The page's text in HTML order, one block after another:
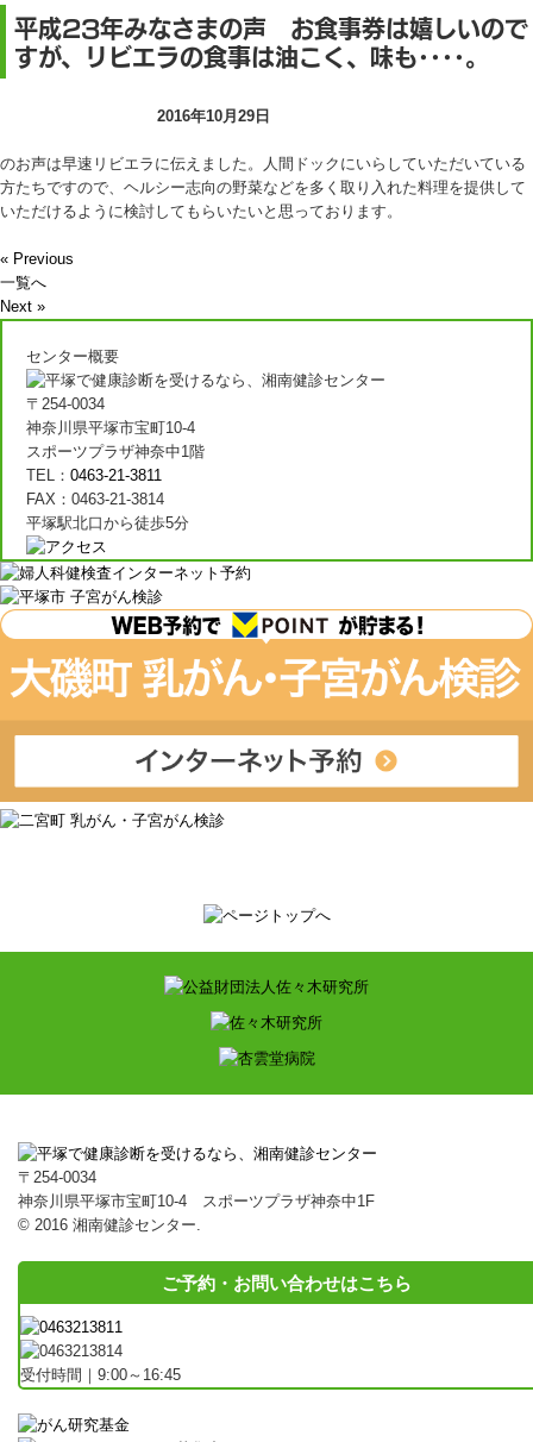
平成23年みなさまの声 お食事券は嬉しいので
すが、リビエラの食事は油こく、味も････。
2016年10月29日
のお声は早速リビエラに伝えました。人間ドックにいらしていただいている
方たちですので、ヘルシー志向の野菜などを多く取り入れた料理を提供して
いただけるように検討してもらいたいと思っております。
« Previous
一覧へ
Next »
センター概要
〒254-0034
神奈川県平塚市宝町10-4
スポーツプラザ神奈中1階
TEL： 0463-21-3811
FAX：0463-21-3814
平塚駅北口から徒歩5分
〒254-0034
神奈川県平塚市宝町10-4 スポーツプラザ神奈中1F
© 2016 湘南健診センター.
ご予約・お問い合わせはこちら
受付時間｜9:00～16:45